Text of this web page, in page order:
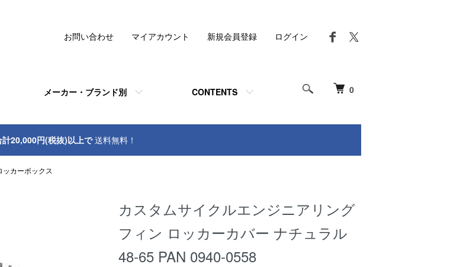
0
メーカー・ブランド別 CONTENTS
お問い合わせ マイアカウント 新規会員登録 ログイン
計20,000円(税抜)以上で送料無料！
カーボックス
カスタムサイクルエンジニアリング
フィン ロッカーカバー ナチュラル
48-65 PAN 0940-0558